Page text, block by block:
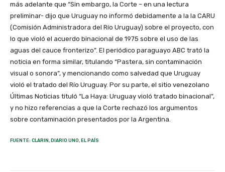
más adelante que “Sin embargo, la Corte – en una lectura
preliminar- dijo que Uruguay no informó debidamente a la la CARU
(Comisión Administradora del Río Uruguay) sobre el proyecto, con
lo que violó el acuerdo binacional de 1975 sobre el uso de las
aguas del cauce fronterizo”. El periódico paraguayo ABC trató la
noticia en forma similar, titulando “Pastera, sin contaminación
visual o sonora”, y mencionando como salvedad que Uruguay
violó el tratado del Río Uruguay. Por su parte, el sitio venezolano
Últimas Noticias tituló “La Haya: Uruguay violó tratado binacional”,
y no hizo referencias a que la Corte rechazó los argumentos
sobre contaminación presentados por la Argentina.
FUENTE: CLARIN, DIARIO UNO, EL PAÍS